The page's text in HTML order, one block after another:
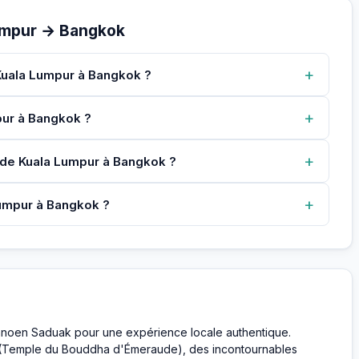
→ Bangkok
Lumpur à Bangkok ? +
à Bangkok ? +
Kuala Lumpur à Bangkok ? +
à Bangkok ? +
Saduak pour une expérience locale authentique.
du Bouddha d'Émeraude), des incontournables